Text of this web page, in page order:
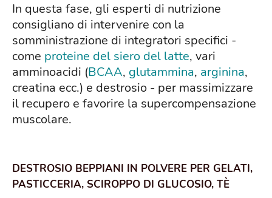
In questa fase, gli esperti di nutrizione
consigliano di intervenire con la
somministrazione di integratori specifici -
come proteine del siero del latte, vari
amminoacidi (BCAA, glutammina, arginina,
creatina ecc.) e destrosio - per massimizzare
il recupero e favorire la supercompensazione
muscolare.
DESTROSIO BEPPIANI IN POLVERE PER GELATI,
PASTICCERIA, SCIROPPO DI GLUCOSIO, TÈ